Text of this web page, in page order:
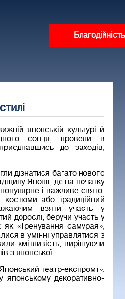
Благодійність
японській культурі й
сонця, провели в
до заходів,
дізнатися багато нового
Японії, де на початку
і важливе свято.
костюми або традиційний
взяти участь у
дорослі, беручи участь у
як «Тренування самурая»,
в умінні управлятися з
кмітливість, вирішуючи
з японської.
театр-експромт».
японському декоративно-